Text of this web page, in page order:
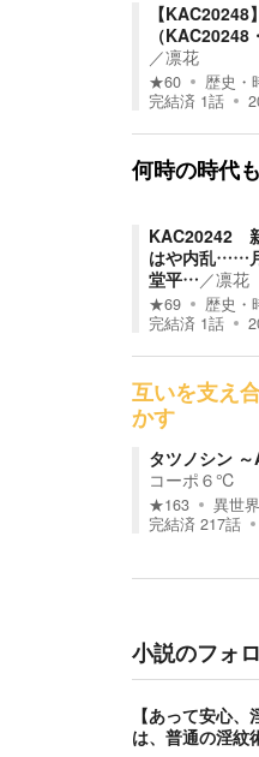
【
（KAC20248
／凛花
★60
歴史・
完結済 1話
何時の時代
KAC20242
はや内乱……
堂平…／凛花
★69
歴史・
完結済 1話
互いを支え
かす
タツノシン
コーポ６℃
★163
異世
完結済 217話
小説のフォ
【あって安心
は、普通の淫紋